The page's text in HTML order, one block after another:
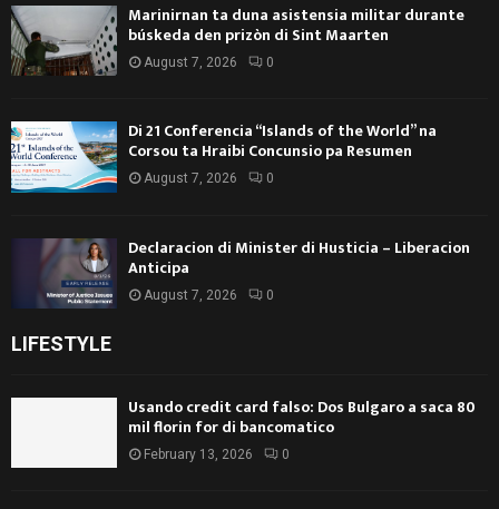
Marinirnan ta duna asistensia militar durante
búskeda den prizòn di Sint Maarten
August 7, 2026 0
Di 21 Conferencia “Islands of the World” na
Corsou ta Hraibi Concunsio pa Resumen
August 7, 2026 0
Declaracion di Minister di Husticia – Liberacion
Anticipa
August 7, 2026 0
LIFESTYLE
Usando credit card falso: Dos Bulgaro a saca 80
mil florin for di bancomatico
February 13, 2026 0